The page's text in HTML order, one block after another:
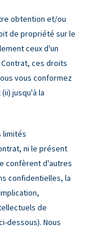
obtention et/ou
de propriété sur le
ceux d'un
ces droits
vous conformez
jusqu'à la
limités
ni le présent
confèrent d'autres
confidentielles, la
de
dessous). Nous